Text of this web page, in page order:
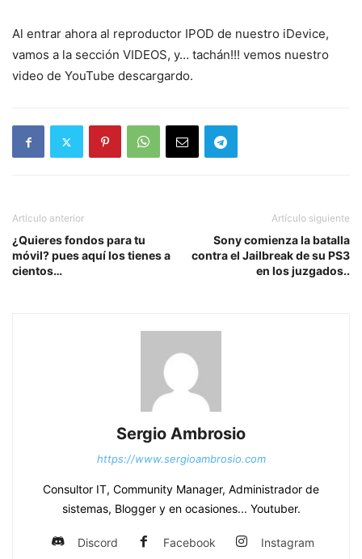
Al entrar ahora al reproductor IPOD de nuestro iDevice,
vamos a la sección VIDEOS, y… tachán!!! vemos nuestro
video de YouTube descargardo.
Artículo anterior
¿Quieres fondos para tu
móvil? pues aquí los tienes a
cientos…
Artículo siguiente
Sony comienza la batalla
contra el Jailbreak de su PS3
en los juzgados..
Sergio Ambrosio
https://www.sergioambrosio.com
Consultor IT, Community Manager, Administrador de
sistemas, Blogger y en ocasiones... Youtuber.
Discord Facebook Instagram